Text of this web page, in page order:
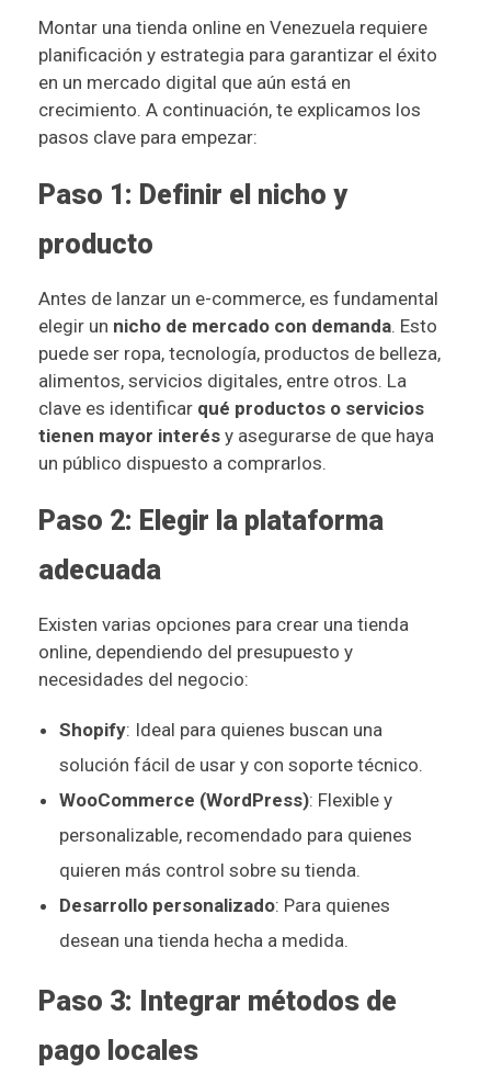
Montar una tienda online en Venezuela requiere
planificación y estrategia para garantizar el éxito
en un mercado digital que aún está en
crecimiento. A continuación, te explicamos los
pasos clave para empezar:
Paso 1: Definir el nicho y
producto
Antes de lanzar un e-commerce, es fundamental
elegir un nicho de mercado con demanda. Esto
puede ser ropa, tecnología, productos de belleza,
alimentos, servicios digitales, entre otros. La
clave es identificar qué productos o servicios
tienen mayor interés y asegurarse de que haya
un público dispuesto a comprarlos.
Paso 2: Elegir la plataforma
adecuada
Existen varias opciones para crear una tienda
online, dependiendo del presupuesto y
necesidades del negocio:
Shopify: Ideal para quienes buscan una
solución fácil de usar y con soporte técnico.
WooCommerce (WordPress): Flexible y
personalizable, recomendado para quienes
quieren más control sobre su tienda.
Desarrollo personalizado: Para quienes
desean una tienda hecha a medida.
Paso 3: Integrar métodos de
pago locales